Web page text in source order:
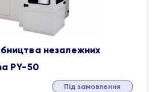
незалежних
PY-50
Під замовлення